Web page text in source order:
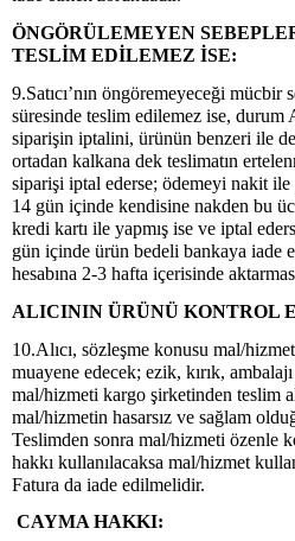
ÖNGÖRÜLEMEYEN
TESLİM EDİLEMEZ İSE:
9.Satıcı’nın öngöremeyeceği mücbir
süresinde teslim edilemez ise, durum
siparişin iptalini, ürünün benzeri ile
ortadan kalkana dek teslimatın
siparişi iptal ederse; ödemeyi nakit
14 gün içinde kendisine nakden bu
kredi kartı ile yapmış ise ve iptal
gün içinde ürün bedeli bankaya iade
hesabına 2-3 hafta içerisinde
ALICININ ÜRÜNÜ KONTROL
10.Alıcı, sözleşme konusu mal/
muayene edecek; ezik, kırık, ambalajı
mal/hizmeti kargo şirketinden teslim
mal/hizmetin hasarsız ve sağlam
Teslimden sonra mal/hizmeti özenle
hakkı kullanılacaksa mal/hizmet
Fatura da iade edilmelidir.
CAYMA HAKKI: